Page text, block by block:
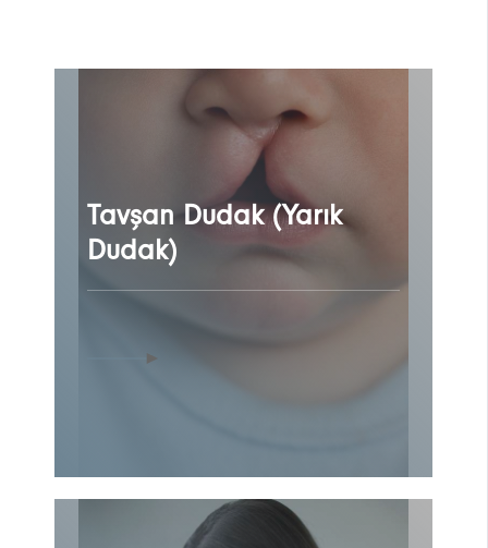
Tavşan Dudak (Yarık
Dudak)